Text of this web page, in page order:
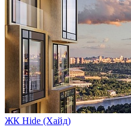
ЖК Hide (Хайд)